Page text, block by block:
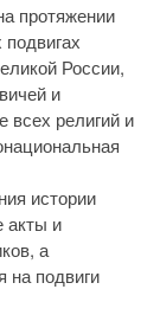
протяжении
России,
и
всех религий и
истории
акты и
а
на подвиги